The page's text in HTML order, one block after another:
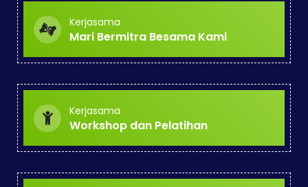
Kerjasama
Mari Bermitra Besama Kami
Kerjasama
Workshop dan Pelatihan